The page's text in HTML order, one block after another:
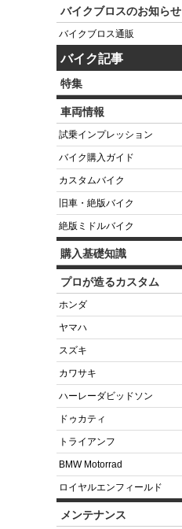
バイクブロスのお知らせ
バイクブロス通販
バイク記事
特集
車両情報
試乗インプレッション
バイク購入ガイド
カスタムバイク
旧車・絶版バイク
絶版ミドルバイク
購入基礎知識
プロが造るカスタム
ホンダ
ヤマハ
スズキ
カワサキ
ハーレーダビッドソン
ドゥカティ
トライアンフ
BMW Motorrad
ロイヤルエンフィールド
メンテナンス